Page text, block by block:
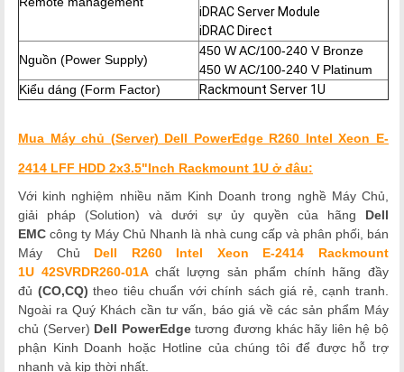
iDRAC Server Module
iDRAC Direct
Nguồn (Power Supply)
450 W AC/100-240 V Bronze
450 W AC/100-240 V Platinum
Kiểu dáng (Form Factor)
Rackmount Server 1U
Mua Máy chủ (Server) Dell PowerEdge R260 Intel Xeon E-
2414 LFF HDD 2x3.5"Inch Rackmount 1U ở đâu:
Với kinh nghiệm nhiều năm Kinh Doanh trong nghề Máy Chủ,
giải pháp (Solution) và dưới sự ủy quyền của hãng Dell
EMC công ty Máy Chủ Nhanh là nhà cung cấp và phân phối, bán
Máy Chủ
Dell R260 Intel Xeon E-2414 Rackmount
1U 42SVRDR260-01A chất lượng sản phẩm chính hãng đầy
đủ (CO,CQ) theo tiêu chuẩn với chính sách giá rẻ, cạnh tranh.
Ngoài ra Quý Khách cần tư vấn, báo giá về các sản phẩm Máy
chủ (Server) Dell PowerEdgetương đương khác hãy liên hệ bộ
phận Kinh Doanh hoặc Hotline của chúng tôi để được hỗ trợ
nhanh và kịp thời nhất.